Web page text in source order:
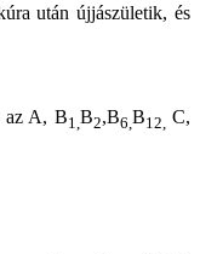
után újjászületik, és
az A, B1, B2,B6, B12, C,